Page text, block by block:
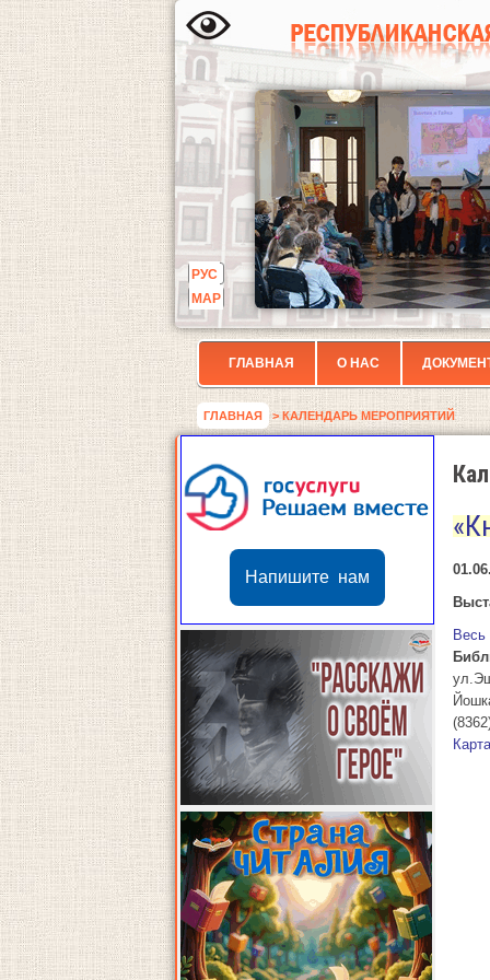
РУС
МАР
ГЛАВНАЯ О НАС
ГЛАВНАЯ > КАЛЕНДАРЬ МЕРОПРИЯТИЙ
Напишите нам
Весь
Карта